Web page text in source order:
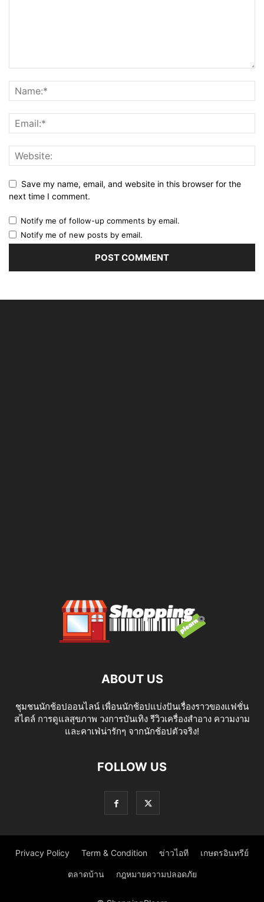
Save my name, email, and website in this browser for the
next time I comment.
Notify me of follow-up comments by email.
Notify me of new posts by email.
ABOUT US
ชุมชนนักช้อปออนไลน์ เพื่อนนักช้อปแบ่งปันเรื่องราวของแฟชั่น
สไตล์ การดูแลสุขภาพ วงการบันเทิง รีวิวเครื่องสำอาง ความงาม
และคาเฟ่น่ารักๆ จากนักช้อปตัวจริง!
FOLLOW US
Privacy Policy Term & Condition ข่าวไอที เกษตรอินทรีย์
ตลาดบ้าน กฎหมายความปลอดภัย